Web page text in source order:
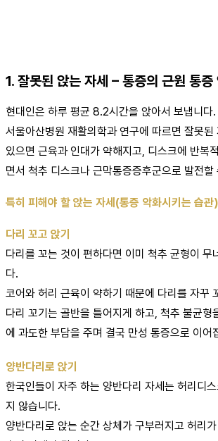
1. 잘못된 앉는 자세 – 통증의 근원 통
현대인은 하루 평균 8.2시간을 앉아서 보냅니다.
서울아산병원 재활의학과 연구에 따르면 잘못된
있으면 근육과 인대가 약해지고, 디스크에 반복
면서 척추 디스크나 근막통증증후군으로 발전할
특히 피해야 할 앉는 자세(통증 악화시키는 습관)
다리 꼬고 앉기
다리를 꼬는 것이 편하다면 이미 척추 균형이 무
다.
코어와 허리 근육이 약하기 때문에 다리를 자꾸
다리 꼬기는 골반을 틀어지게 하고, 척추 불균형
에 과도한 부담을 주며 결국 만성 통증으로 이어
양반다리로 앉기
한국인들이 자주 하는 양반다리 자세는 허리디
지 않습니다.
양반다리로 앉는 순간 상체가 구부러지고 허리